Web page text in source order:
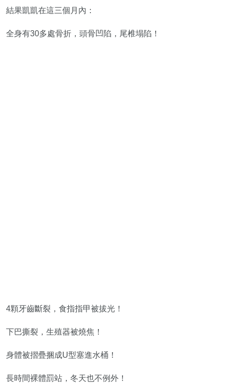
結果凱凱在這三個月內：
全身有30多處骨折，頭骨凹陷，尾椎塌陷！
4顆牙齒斷裂，食指指甲被拔光！
下巴撕裂，生殖器被燒焦！
身體被摺疊捆成U型塞進水桶！
長時間裸體罰站，冬天也不例外！